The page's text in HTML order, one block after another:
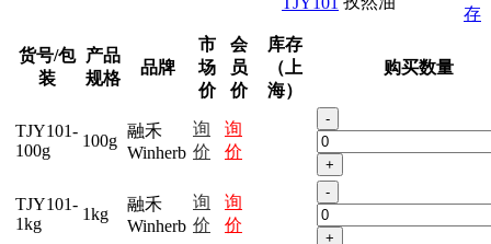
存
货号/包
装
产品
规格
品牌
市
场
价
会
员
价
库存
（上
海）
购买数量
TJY101-
100g
100g
融禾
Winherb
询
价
询
价
-
+
TJY101-
1kg
1kg
融禾
Winherb
询
价
询
价
-
+